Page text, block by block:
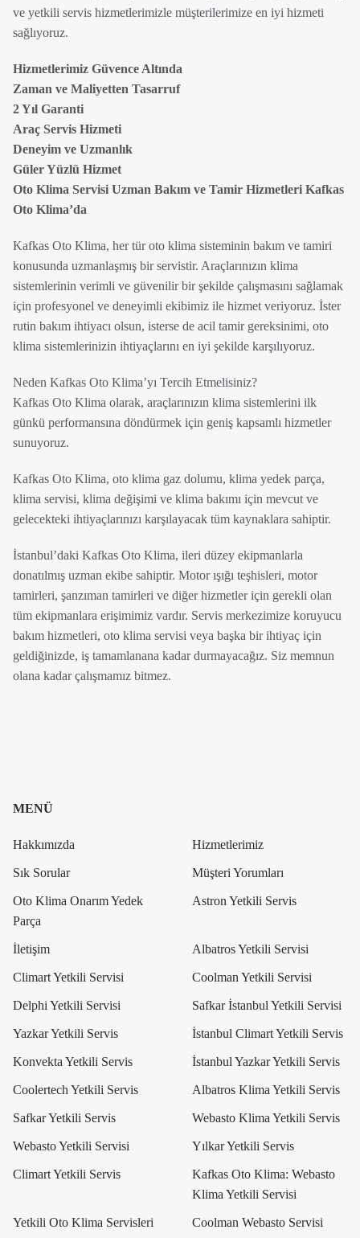
ve yetkili servis hizmetlerimizle müşterilerimize en iyi hizmeti
sağlıyoruz.
Hizmetlerimiz Güvence Altında
Zaman ve Maliyetten Tasarruf
2 Yıl Garanti
Araç Servis Hizmeti
Deneyim ve Uzmanlık
Güler Yüzlü Hizmet
Oto Klima Servisi Uzman Bakım ve Tamir Hizmetleri Kafkas
Oto Klima’da
Kafkas Oto Klima, her tür oto klima sisteminin bakım ve tamiri
konusunda uzmanlaşmış bir servistir. Araçlarınızın klima
sistemlerinin verimli ve güvenilir bir şekilde çalışmasını sağlamak
için profesyonel ve deneyimli ekibimiz ile hizmet veriyoruz. İster
rutin bakım ihtiyacı olsun, isterse de acil tamir gereksinimi, oto
klima sistemlerinizin ihtiyaçlarını en iyi şekilde karşılıyoruz.
Neden Kafkas Oto Klima’yı Tercih Etmelisiniz?
Kafkas Oto Klima olarak, araçlarınızın klima sistemlerini ilk
günkü performansına döndürmek için geniş kapsamlı hizmetler
sunuyoruz.
Kafkas Oto Klima, oto klima gaz dolumu, klima yedek parça,
klima servisi, klima değişimi ve klima bakımı için mevcut ve
gelecekteki ihtiyaçlarınızı karşılayacak tüm kaynaklara sahiptir.
İstanbul’daki Kafkas Oto Klima, ileri düzey ekipmanlarla
donatılmış uzman ekibe sahiptir. Motor ışığı teşhisleri, motor
tamirleri, şanzıman tamirleri ve diğer hizmetler için gerekli olan
tüm ekipmanlara erişimimiz vardır. Servis merkezimize koruyucu
bakım hizmetleri, oto klima servisi veya başka bir ihtiyaç için
geldiğinizde, iş tamamlanana kadar durmayacağız. Siz memnun
olana kadar çalışmamız bitmez.
MENÜ
Hakkımızda Hizmetlerimiz
Sık Sorular Müşteri Yorumları
Oto Klima Onarım Yedek
Parça
Astron Yetkili Servis
İletişim Albatros Yetkili Servisi
Climart Yetkili Servisi Coolman Yetkili Servisi
Delphi Yetkili Servisi Safkar İstanbul Yetkili Servisi
Yazkar Yetkili Servis İstanbul Climart Yetkili Servis
Konvekta Yetkili Servis İstanbul Yazkar Yetkili Servis
Coolertech Yetkili Servis Albatros Klima Yetkili Servis
Safkar Yetkili Servis Webasto Klima Yetkili Servis
Webasto Yetkili Servisi Yılkar Yetkili Servis
Climart Yetkili Servis
Kafkas Oto Klima: Webasto
Klima Yetkili Servisi
Yetkili Oto Klima Servisleri Coolman Webasto Servisi